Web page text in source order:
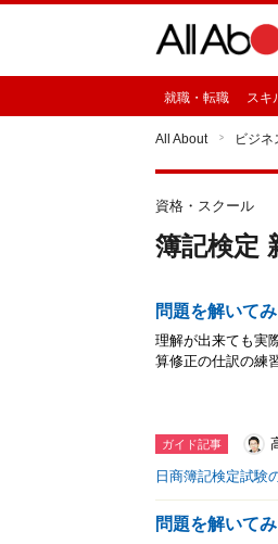
就職・転職 スキ
All About ビジネ
資格・スクール
簿記検定
問題を解いて
理解が出来ても実
算修正の仕訳の練
ガイド記事
日商簿記検定試験
問題を解いて